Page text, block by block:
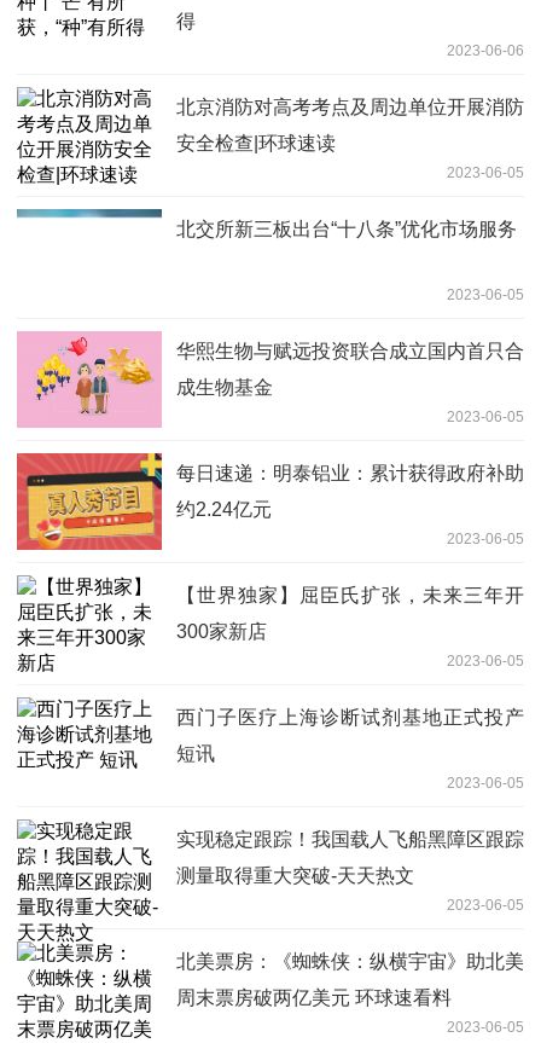
得
2023-06-06
北京消防对高考考点及周边单位开展消防
安全检查|环球速读
2023-06-05
北交所新三板出台“十八条”优化市场服务
2023-06-05
华熙生物与赋远投资联合成立国内首只合
成生物基金
2023-06-05
每日速递：明泰铝业：累计获得政府补助
约2.24亿元
2023-06-05
【世界独家】屈臣氏扩张，未来三年开
300家新店
2023-06-05
西门子医疗上海诊断试剂基地正式投产
短讯
2023-06-05
实现稳定跟踪！我国载人飞船黑障区跟踪
测量取得重大突破-天天热文
2023-06-05
北美票房：《蜘蛛侠：纵横宇宙》助北美
周末票房破两亿美元 环球速看料
2023-06-05